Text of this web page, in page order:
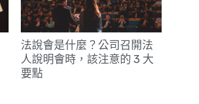
法說會是什麼？公司召開法
人說明會時，該注意的 3 大
要點